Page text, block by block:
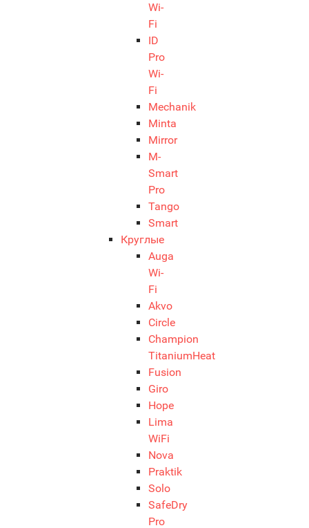
Wi-
Fi
ID
Pro
Wi-
Fi
Mechanik
Minta
Mirror
M-
Smart
Pro
Tango
Smart
Круглые
Auga
Wi-
Fi
Akvo
Circle
Champion
TitaniumHeat
Fusion
Giro
Hope
Lima
WiFi
Nova
Praktik
Solo
SafeDry
Pro